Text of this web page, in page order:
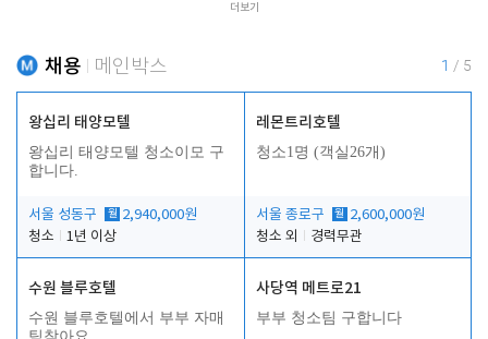
더보기
채용 메인박스 1 / 5
왕십리 태양모텔
왕십리 태양모텔 청소이모 구
합니다.
서울 성동구 월 2,940,000원
청소
1년 이상
레몬트리호텔
청소1명 (객실26개)
서울 종로구 월 2,600,000원
청소 외
경력무관
수원 블루호텔
수원 블루호텔에서 부부 자매
사당역 메트로21
부부 청소팀 구합니다